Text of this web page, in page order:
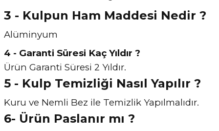
3 - Kulpun Ham Maddesi Nedir ?
Alüminyum
4 - Garanti Süresi Kaç Yıldır ?
Ürün Garanti Süresi 2 Yıldır.
5 - Kulp Temizliği Nasıl Yapılır ?
Kuru ve Nemli Bez ile Temizlik Yapılmalıdır.
6- Ürün Paslanır mı ?